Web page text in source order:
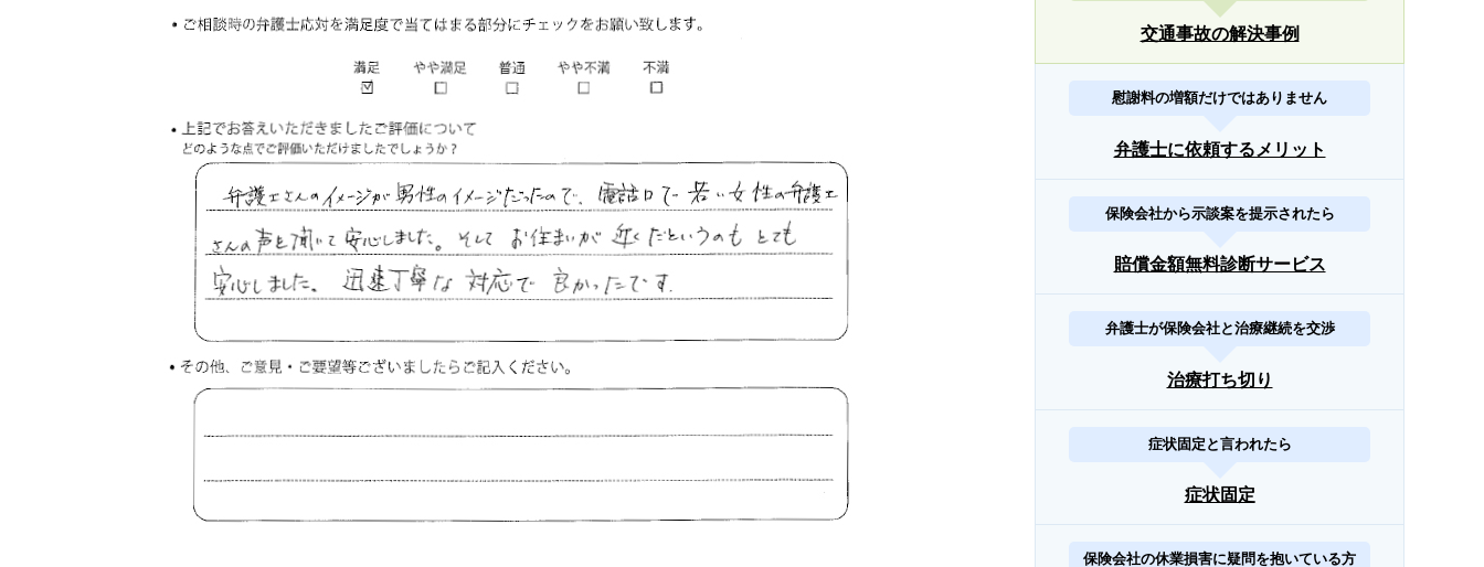
交通事故の解決事例
慰謝料の増額だけではありません
弁護士に依頼するメリット
保険会社から示談案を提示されたら
賠償金額無料診断サービス
弁護士が保険会社と治療継続を交渉
治療打ち切り
症状固定と言われたら
症状固定
保険会社の休業損害に疑問を抱いている方